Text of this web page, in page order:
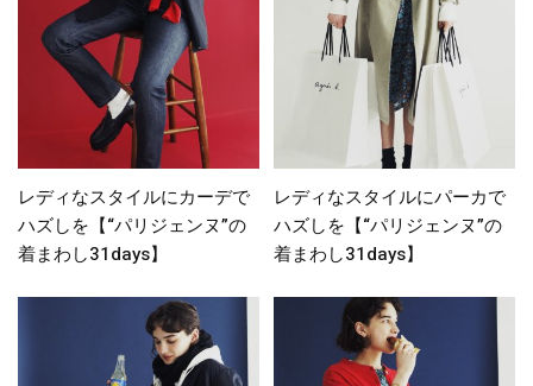
レディなスタイルにカーデで
ハズしを【“パリジェンヌ”の
着まわし31days】
レディなスタイルにパーカで
ハズしを【“パリジェンヌ”の
着まわし31days】